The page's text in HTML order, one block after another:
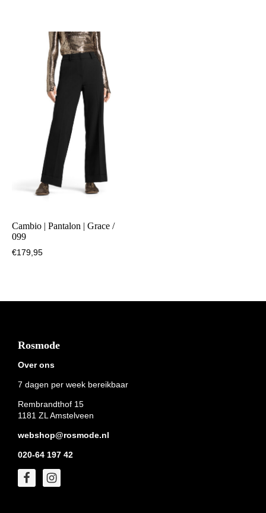
Cambio | Pantalon | Grace /
099
€179,95
Footer
Rosmode
Over ons
7 dagen per week bereikbaar
Rembrandthof 15
1181 ZL Amstelveen
webshop@rosmode.nl
020-64 197 42